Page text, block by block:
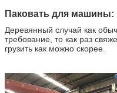
Паковать для машины:
Деревянный случай как
требование, то как раз
грузить как можно скорее.